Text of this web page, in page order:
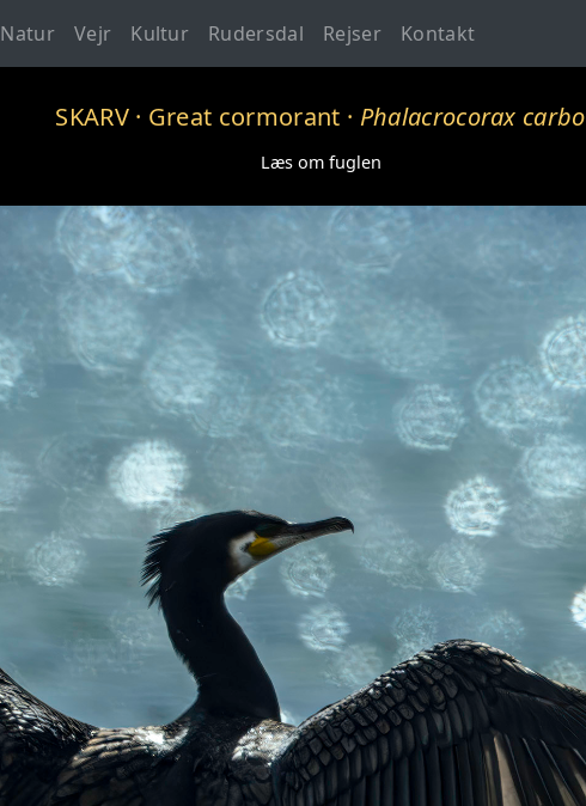
Natur Vejr Kultur Rudersdal Rejser Kontakt
SKARV· Great cormorant · Phalacrocorax carbo
Læs om fuglen